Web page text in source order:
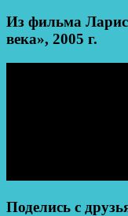
Из фильма
века», 2005 г.
Поделись с